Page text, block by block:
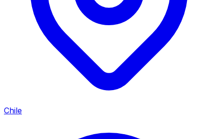
Chile